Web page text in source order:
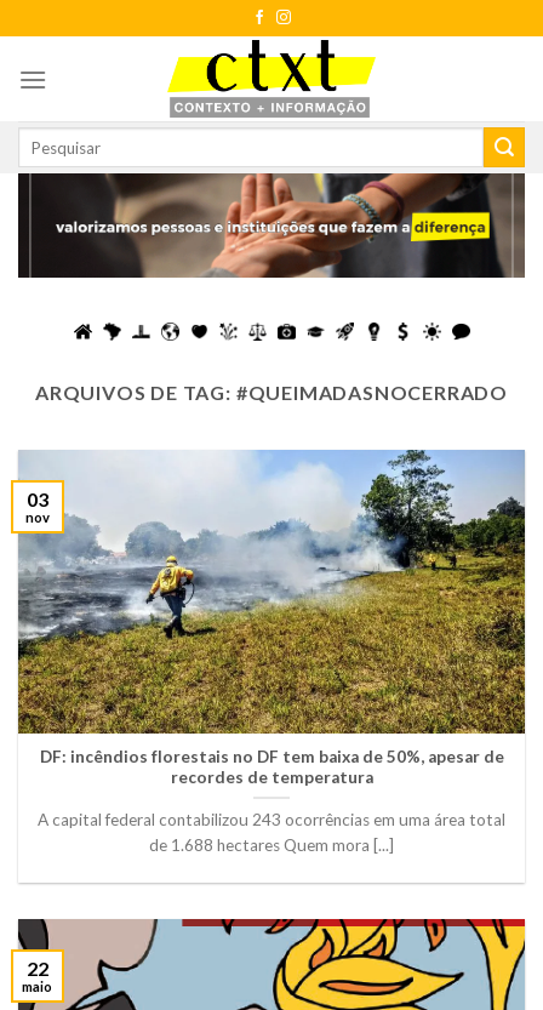
to
content
ARQUIVOS DE TAG: #QUEIMADASNOCERRADO
DF: incêndios florestais no DF tem baixa de 50%, apesar de
recordes de temperatura
A capital federal contabilizou 243 ocorrências em uma área total
de 1.688 hectares Quem mora [...]
03
nov
22
maio